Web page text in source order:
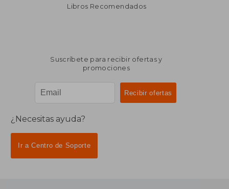
Libros Recomendados
Suscríbete para recibir ofertas y
promociones
¿Necesitas ayuda?
Ir a Centro de Soporte